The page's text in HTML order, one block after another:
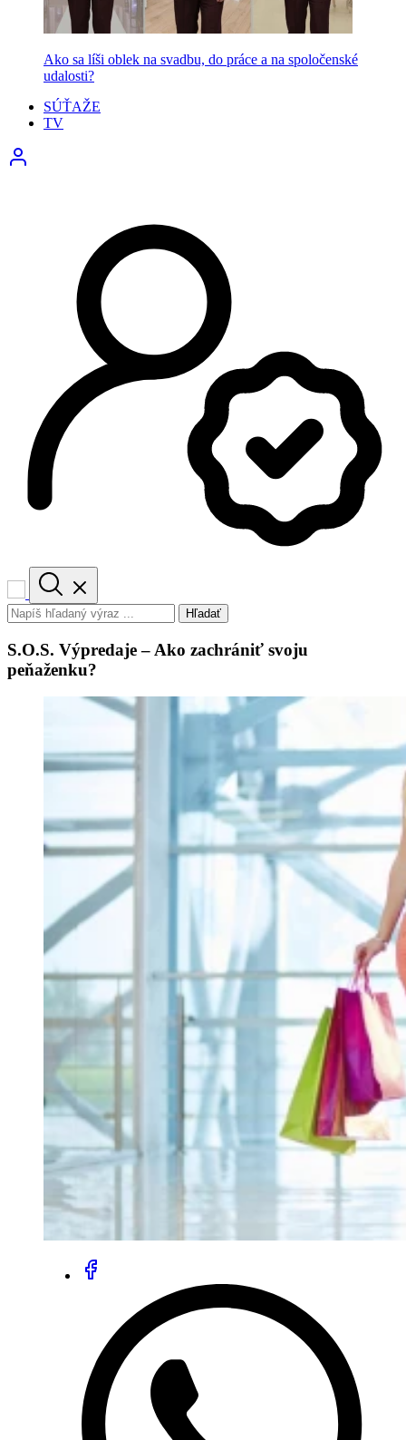
Ako sa líši oblek na svadbu, do práce a na spoločenské
udalosti?
SÚŤAŽE
TV
Hľadať
S.O.S. Výpredaje – Ako zachrániť svoju
peňaženku?